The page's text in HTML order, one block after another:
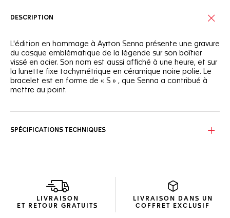
DESCRIPTION
L'édition en hommage à Ayrton Senna présente une gravure
du casque emblématique de la légende sur son boîtier
vissé en acier. Son nom est aussi affiché à une heure, et sur
la lunette fixe tachymétrique en céramique noire polie. Le
bracelet est en forme de « S » , que Senna a contribué à
mettre au point.
SPÉCIFICATIONS TECHNIQUES
LIVRAISON
ET RETOUR GRATUITS
LIVRAISON DANS UN
COFFRET EXCLUSIF